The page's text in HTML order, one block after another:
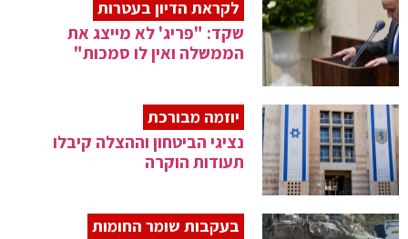
לקראת הדיון בעטרות
שקד: "פריג' לא מייצג את
הממשלה ואין לו סמכות"
יוזמה מבורכת
נציגי הביטחון וההצלה קיבלו
תעודות הוקרה
בעקבות שומר החומות